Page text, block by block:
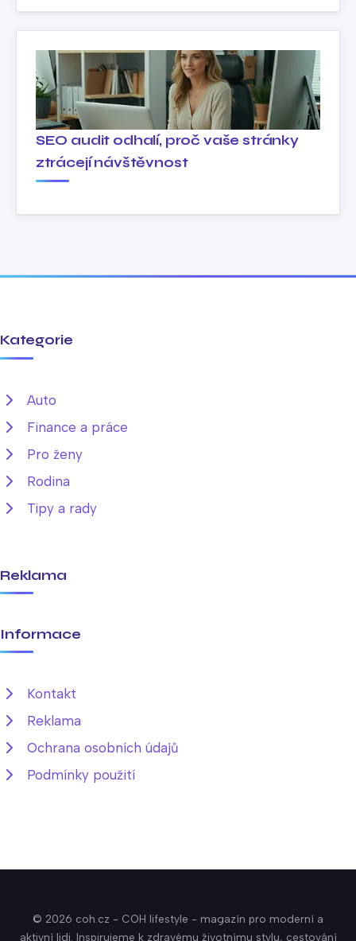
SEO audit odhalí, proč vaše stránky
ztrácejí návštěvnost
Kategorie
Auto
Finance a práce
Pro ženy
Rodina
Tipy a rady
Reklama
Informace
Kontakt
Reklama
Ochrana osobních údajů
Podmínky použití
© 2026 coh.cz - COH lifestyle - magazín pro moderní a
aktivní lidi. Inspirujeme k zdravému životnímu stylu, cestování